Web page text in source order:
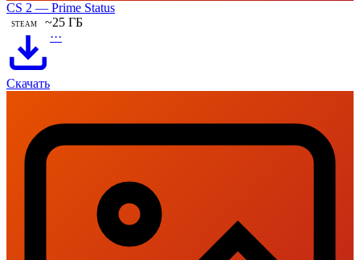
CS 2 — Prime Status
STEAM ~25 ГБ
Скачать
···